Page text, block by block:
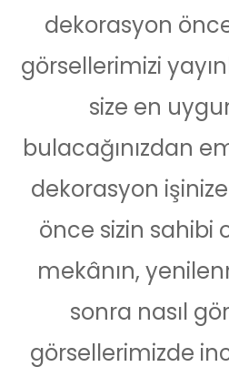
dekorasyon
görsellerimizi
size en
bulacağınızdan
dekorasyon
önce sizin sahibi
mekânın,
sonra nasıl
görsellerimizde